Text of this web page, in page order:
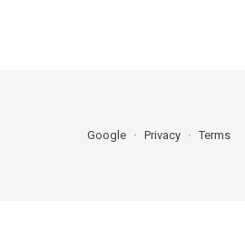
Google Privacy Terms